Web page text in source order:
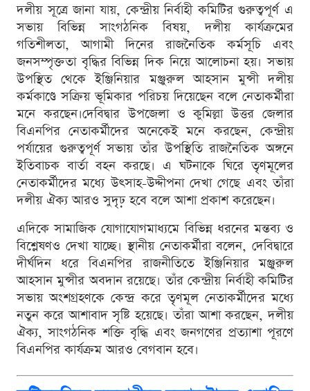
দলীয় সূত্রে জানা যায়, কেন্দ্রীয় নির্বাহী কমিটির গুরুত্বপূর্ণ এ
সভায় বিভিন্ন সাংগঠনিক বিষয়, দলীয় কার্যক্রমের
গতিশীলতা, আগামী দিনের রাজনৈতিক কর্মসূচি এবং
জনসম্পৃক্ততা বৃদ্ধির বিভিন্ন দিক নিয়ে আলোচনা হয়। সভায়
উপস্থিত থেকে ইঞ্জিনিয়ার মঞ্জুরুল আহসান মুন্সী দলীয়
কর্মকাণ্ডে সক্রিয় ভূমিকার পরিচয় দিয়েছেন বলে নেতাকর্মীরা
মনে করছেন।দেবিদ্বার উপজেলা ও কুমিল্লা উত্তর জেলার
বিএনপির নেতাকর্মীদের অনেকেই মনে করছেন, কেন্দ্রীয়
পর্যায়ের গুরুত্বপূর্ণ সভায় তাঁর উপস্থিতি রাজনৈতিক অঙ্গনে
ইতিবাচক বার্তা বহন করছে। এ ঘটনাকে ঘিরে তৃণমূলের
নেতাকর্মীদের মধ্যে উৎসাহ-উদ্দীপনা দেখা গেছে এবং তাঁরা
দলীয় ঐক্য আরও সুদৃঢ় হবে বলে আশা প্রকাশ করেছেন।
এদিকে সামাজিক যোগাযোগমাধ্যমে বিভিন্ন ধরনের মন্তব্য ও
বিশ্লেষণও দেখা যাচ্ছে। স্থানীয় নেতাকর্মীরা বলেন, দেবিদ্বারে
দীর্ঘদিন ধরে বিএনপির রাজনীতিতে ইঞ্জিনিয়ার মঞ্জুরুল
আহসান মুন্সীর অবদান রয়েছে। তাঁর কেন্দ্রীয় নির্বাহী কমিটির
সভায় অংশগ্রহণকে কেন্দ্র করে তৃণমূল নেতাকর্মীদের মধ্যে
নতুন করে আশাবাদ সৃষ্টি হয়েছে। তাঁরা আশা করছেন, দলীয়
ঐক্য, সাংগঠনিক শক্তি বৃদ্ধি এবং জনগণের প্রত্যাশা পূরণে
বিএনপির কার্যক্রম আরও বেগবান হবে।